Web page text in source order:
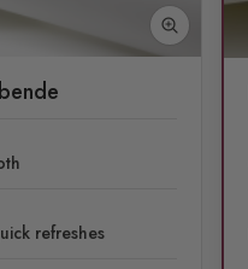
refreshes